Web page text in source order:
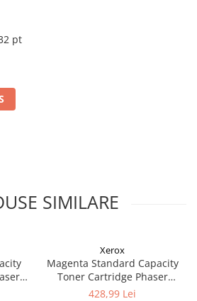
pt
SIMILARE
Xerox
Magenta Standard Capacity
Toner Cartridge Phaser
6510/WorkCentre 6515
428,99 Lei